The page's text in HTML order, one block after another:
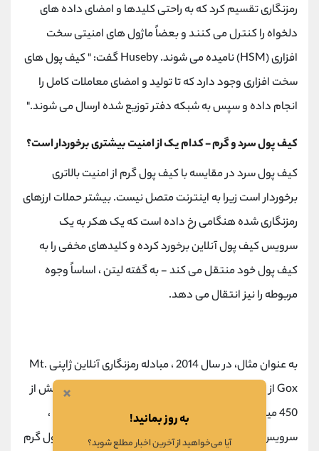
رمزنگاری تقسیم کرد که به راحتی کلیدها و امضای داده های
دلخواه را کنترل می کنند و بعضاً ماژول های امنیتی سخت
افزاری (HSM) نامیده می شوند. Huseby گفت: " کیف پول های
سخت افزاری وجود دارد که تا تولید و امضای معاملات کامل را
انجام داده و سپس به شبکه دفتر توزیع شده ارسال می شوند."
کیف پول سرد و گرم - کدام یک از امنیت بیشتری برخوردار است؟
کیف پول سرد در مقایسه با کیف پول گرم از امنیت بالاتری
برخوردار است زیرا به اینترنت متصل نیست. بیشتر حملات ارزهای
رمزنگاری شده هنگامی رخ داده است که یک هکر به یک
سرویس کیف پول آنلاین برخورد کرده و کلیدهای مخفی را به
کیف پول خود منتقل می کند - به گفته لیتن ، اساساً وجوه
مربوطه را نیز انتقال می دهد.
به عنوان مثال، در سال 2014 ، مبادله رمزنگاری آنلاین ژاپنی Mt.
Gox از سر کیف پول گرم 850،000 بیت کوینی خود که بیش از
450 میلیون دلار ارزش داشت، سرقت کرد. و در سال 2018 ،
سرویس مبادله بیت کوین Coincheck از سرویس کیف پول گرم
×
به روز بمانید!
آیا می‌خواهید از آخرین اخبار مطلع شوید؟